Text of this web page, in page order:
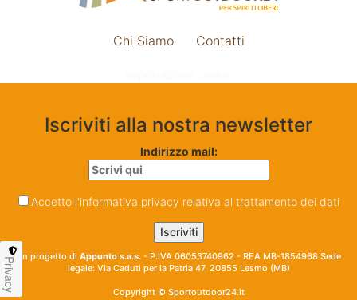
Chi Siamo Contatti
Iscriviti alla nostra newsletter
Indirizzo mail:
Accetto l'informativa privacy relativa al trattamento dei dati
Un progetto di Appunto s.a.s. - P.IVA 06053740962 - REA MB-1854968 Sede
legale: Via Caduti per la Patria 47, 20855 Lesmo (MB)
Copyright © Sportoutdoor24.it
Privacy